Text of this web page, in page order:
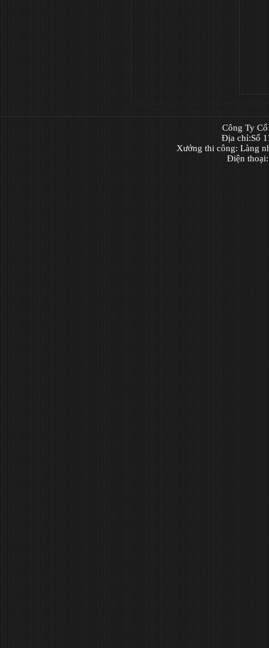
Công Ty
Địa chỉ:Số
Xưởng thi công: Làng
Điện